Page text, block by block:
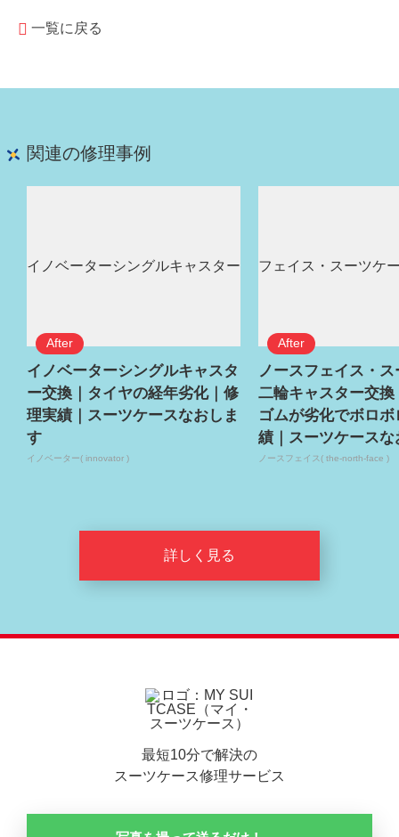
一覧に戻る
関連の修理事例
イノベーターシングルキャスタ
ー交換｜タイヤの経年劣化｜修
理実績｜スーツケースなおしま
す
イノベーター( innovator )
ノースフェイス・
二輪キャスター交換
ゴムが劣化でボロ
績｜スーツケースな
ノースフェイス( the-north-face )
詳しく見る
最短10分で解決の
スーツケース修理サービス